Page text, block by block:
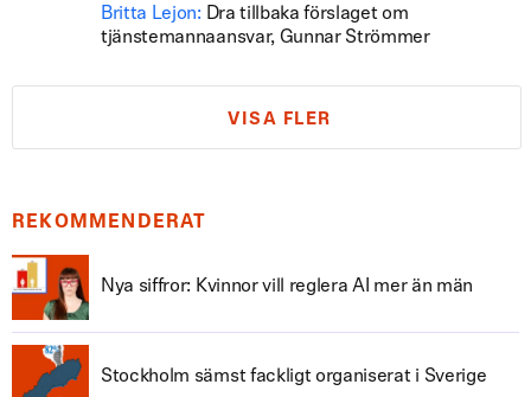
Britta Lejon: Dra tillbaka förslaget om
tjänstemannaansvar, Gunnar Strömmer
VISA FLER
REKOMMENDERAT
Nya siffror: Kvinnor vill reglera AI mer än män
Stockholm sämst fackligt organiserat i Sverige